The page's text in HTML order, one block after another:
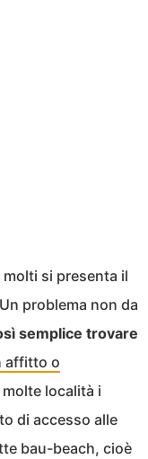
molti si presenta il
problema non da
semplice trovare
affitto o
località i
di accesso alle
bau-beach, cioè